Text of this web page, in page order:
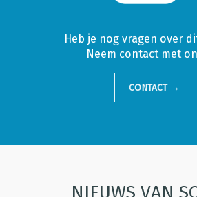
Heb je nog vragen over
Neem contact met
CONTACT →
NIEUWS VAN